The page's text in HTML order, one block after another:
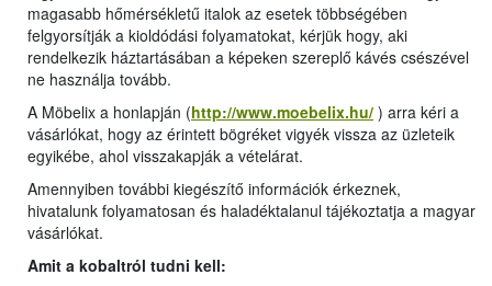
magasabb hőmérsékletű italok az esetek többségében
felgyorsítják a kioldódási folyamatokat, kérjük hogy, aki
rendelkezik háztartásában a képeken szereplő kávés csészével
ne használja tovább.
A Möbelix a honlapján (http://www.moebelix.hu/ ) arra kéri a
vásárlókat, hogy az érintett bögréket vigyék vissza az üzleteik
egyikébe, ahol visszakapják a vételárat.
Amennyiben további kiegészítő információk érkeznek,
hivatalunk folyamatosan és haladéktalanul tájékoztatja a magyar
vásárlókat.
Amit a kobaltról tudni kell: